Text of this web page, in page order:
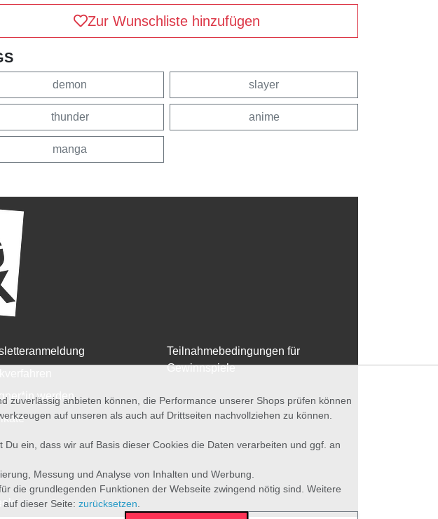
Zur Wunschliste hinzufügen
demon slayer
thunder anime
manga
werden
Teilnahmebedingungen für
Gewinnspiele
zuverlässig anbieten können, die Performance unserer Shops prüfen können
auf unseren als auch auf Drittseiten nachvollziehen zu können.
ein, dass wir auf Basis dieser Cookies die Daten verarbeiten und ggf. an
Messung und Analyse von Inhalten und Werbung.
die grundlegenden Funktionen der Webseite zwingend nötig sind. Weitere
auf dieser Seite: zurücksetzen